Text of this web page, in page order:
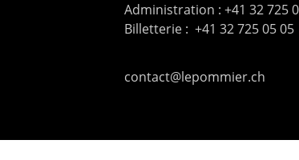
Administration : +41 32 725
Billetterie : +41 32 725 05 05
contact@lepommier.ch